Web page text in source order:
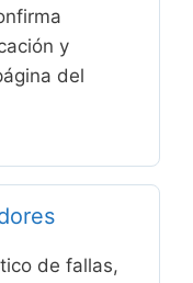
y
del
de fallas,